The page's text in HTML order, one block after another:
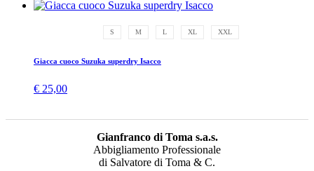
S M L XL XXL
Giacca cuoco Suzuka superdry Isacco
€ 25,00
Gianfranco di Toma s.a.s.
Abbigliamento Professionale
di Salvatore di Toma & C.